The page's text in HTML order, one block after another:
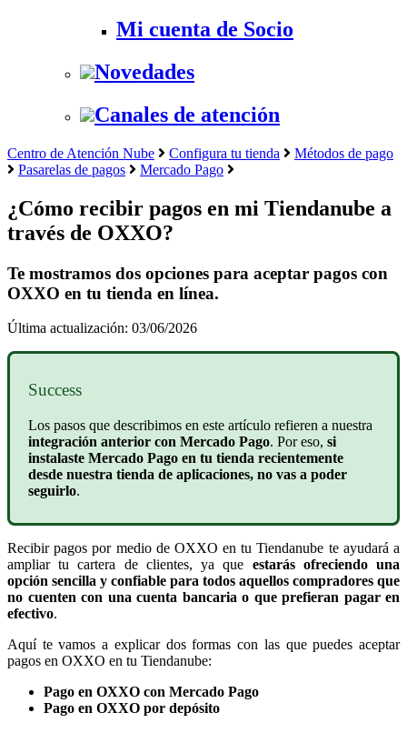
Mi cuenta de Socio
Novedades
Canales de atención
Centro de Atención Nube Configura tu tienda
Métodos de pago
Pasarelas de pagos
Mercado Pago
¿Cómo recibir pagos en mi Tiendanube a
través de OXXO?
Te mostramos dos opciones para aceptar pagos con
OXXO en tu tienda en línea.
Última actualización: 03/06/2026
Success
Los pasos que describimos en este artículo refieren a nuestra
integración anterior con Mercado Pago. Por eso, si
instalaste Mercado Pago en tu tienda recientemente
desde nuestra tienda de aplicaciones, no vas a poder
seguirlo.
Recibir pagos por medio de OXXO en tu Tiendanube te ayudará a
ampliar tu cartera de clientes, ya que estarás ofreciendo una
opción sencilla y confiable para todos aquellos compradores que
no cuenten con una cuenta bancaria o que prefieran pagar en
efectivo.
Aquí te vamos a explicar dos formas con las que puedes aceptar
pagos en OXXO en tu Tiendanube:
Pago en OXXO con Mercado Pago
Pago en OXXO por depósito